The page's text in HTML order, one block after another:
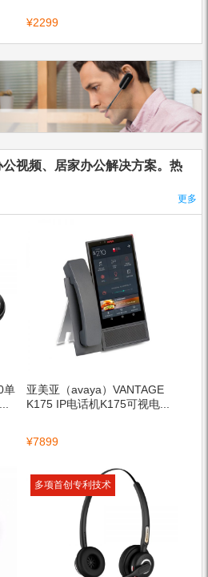
¥2299
视频、居家办公解决方案。热
更多
单
亚美亚（avaya）VANTAGE
K175 IP电话机K175可视电...
¥7899
多项首创专利技术